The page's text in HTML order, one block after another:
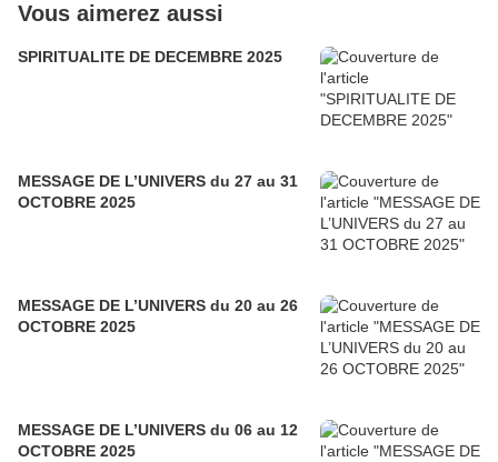
Vous aimerez aussi
SPIRITUALITE DE DECEMBRE 2025
MESSAGE DE L’UNIVERS du 27 au 31
OCTOBRE 2025
MESSAGE DE L’UNIVERS du 20 au 26
OCTOBRE 2025
MESSAGE DE L’UNIVERS du 06 au 12
OCTOBRE 2025